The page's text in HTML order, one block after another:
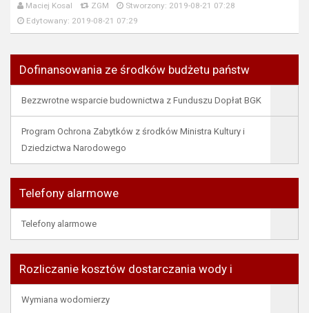
Maciej Kosal ZGM
Stworzony: 2019-08-21 07:28
Edytowany: 2019-08-21 07:29
Dofinansowania ze środków budżetu państw
Bezzwrotne wsparcie budownictwa z Funduszu Dopłat BGK
Program Ochrona Zabytków z środków Ministra Kultury i
Dziedzictwa Narodowego
Telefony alarmowe
Telefony alarmowe
Rozliczanie kosztów dostarczania wody i
Wymiana wodomierzy